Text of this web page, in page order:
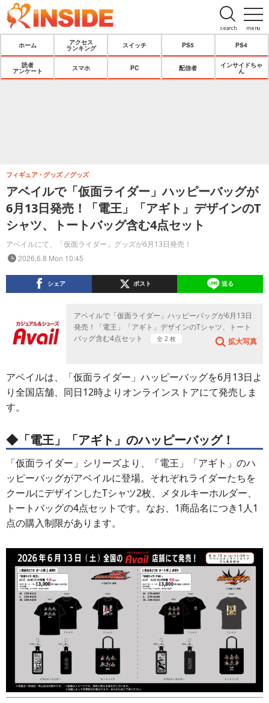
menu
search
ホーム
アクセス
ランキング
スイッチ PS5 PS4
読者
アンケート
スマホ PC 配信者
インサイドちゃ
ん
アベイルで「仮面ライダー」ハッピーバッグが
6月13日発売！「電王」「アギト」デザインのT
シャツ、トートバッグ含む4点セット
アベイルにて、「仮面ライダー」グッズが6月13日発売！
フィギュア・グッズ グッズ
2026.6.8 Mon 10:45
シェア ポスト 送る
アベイルで「仮面ライダー」ハッピーバッグが6月13日
発売！「電王」「アギト」デザインのTシャツ、トート
バッグ含む4点セット
全 2 枚 拡大写真
アベイルは、「仮面ライダー」ハッピーバッグを6月13日よ
り全国店舗、同日12時よりオンラインストアにて発売しま
す。
◆「電王」「アギト」のハッピーバッグ！
「仮面ライダー」シリーズより、「電王」「アギト」のハ
ッピーバッグがアベイルに登場。それぞれライダーたちを
クールにデザインしたTシャツ2枚、メタルキーホルダー、
トートバッグの4点セットです。なお、1商品名につき1人1
点の購入制限があります。